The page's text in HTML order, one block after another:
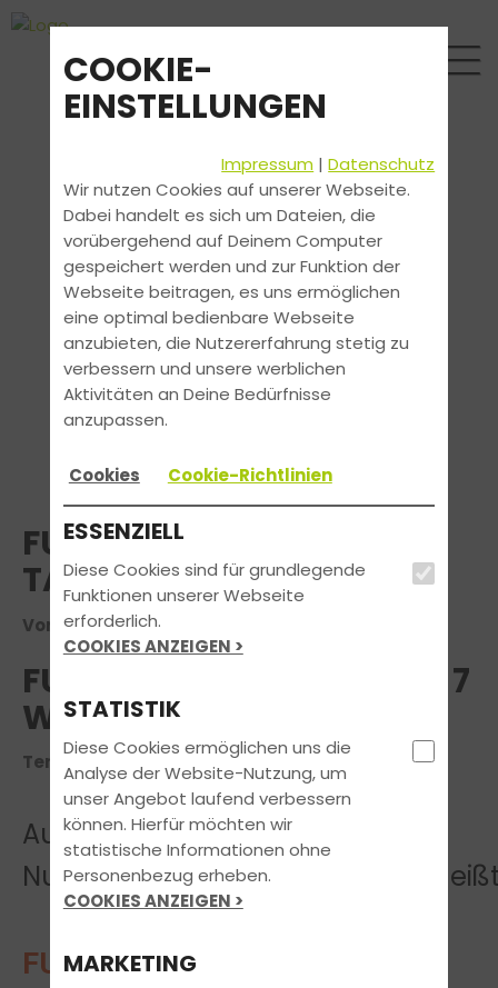
FUN LEARN "THEORIE IN 7
TAGEN"
Voraussichtlicher Termin am 09.12.2026
FUN LEARN KURS THEORIE 7
WERKTAGE
Termin ab dem 09.12.2026
Aufgepasst!
Nur bei traffic!- die Fahrschule
FUN LEARN- Lernen mit Spaß!
COOKIE-
EINSTELLUNGEN
Impressum |Datenschutz
Wir nutzen Cookies auf unserer Webseite.
Dabei handelt es sich um Dateien, die
vorübergehend auf Deinem Computer
gespeichert werden und zur Funktion der
Webseite beitragen, es uns ermöglichen
eine optimal bedienbare Webseite
anzubieten, die Nutzererfahrung stetig zu
verbessern und unsere werblichen
Aktivitäten an Deine Bedürfnisse
anzupassen.
Cookies Cookie-Richtlinien
ESSENZIELL
Diese Cookies sind für grundlegende
Funktionen unserer Webseite
erforderlich.
COOKIES ANZEIGEN >
STATISTIK
Diese Cookies ermöglichen uns die
Analyse der Website-Nutzung, um
unser Angebot laufend verbessern
können. Hierfür möchten wir
statistische Informationen ohne
Personenbezug erheben.
COOKIES ANZEIGEN >
MARKETING